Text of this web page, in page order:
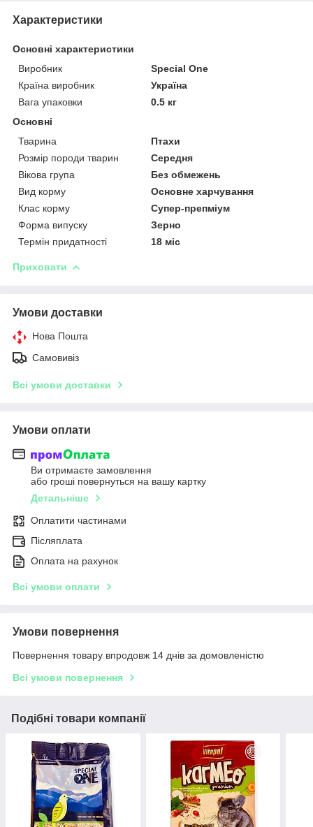
Характеристики
Основні характеристики
Виробник
Special One
Країна виробник
Україна
Вага упаковки
0.5 кг
Основні
Тварина
Птахи
Розмір породи тварин
Середня
Вікова група
Без обмежень
Вид корму
Основне харчування
Клас корму
Супер-препміум
Форма випуску
Зерно
Термін придатності
18 міс
Приховати
Умови доставки
Нова Пошта
Самовивіз
Всі умови доставки
Умови оплати
Ви отримаєте замовлення
або гроші повернуться на вашу картку
Детальніше
Оплатити частинами
Післяплата
Оплата на рахунок
Всі умови оплати
Умови повернення
Повернення товару впродовж 14 днів за домовленістю
Всі умови повернення
Подібні товари компанії